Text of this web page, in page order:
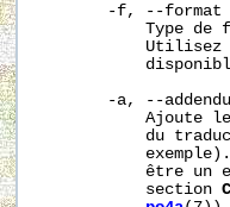
       -f, --format
Type de
Utilisez
-a, --
Ajoute
du
être un
           section